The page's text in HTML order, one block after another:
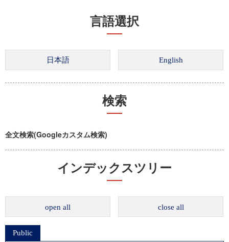
言語選択
検索
全文検索(Googleカスタム検索)
インデックスツリー
open all close all
Public